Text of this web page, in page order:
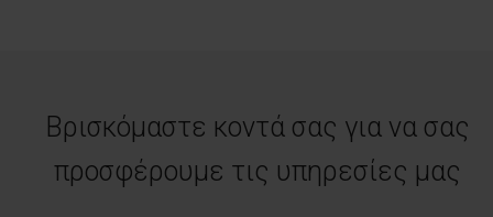
Βρισκόμαστε κοντά σας για να σας
προσφέρουμε τις υπηρεσίες μας